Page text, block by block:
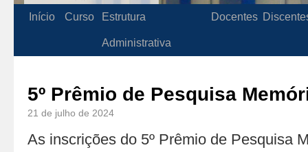
Início Curso Estrutura
Administrativa
Docentes
5º Prêmio de Pesquisa
21 de julho de 2024
As inscrições do 5º Prêmio de Pesquisa